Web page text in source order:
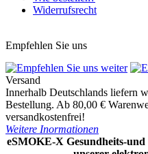
Widerrufsrecht
Empfehlen Sie uns
Versand
Innerhalb Deutschlands liefern
Bestellung. Ab 80,00 €
versandkostenfrei!
Weitere Inormationen
eSMOKE-X Gesundheits-